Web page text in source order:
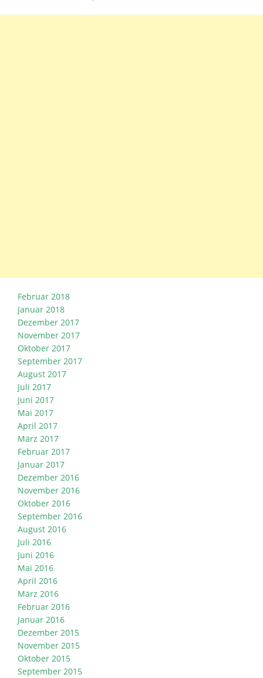
Februar 2018
Januar 2018
Dezember 2017
November 2017
Oktober 2017
September 2017
August 2017
Juli 2017
Juni 2017
Mai 2017
April 2017
März 2017
Februar 2017
Januar 2017
Dezember 2016
November 2016
Oktober 2016
September 2016
August 2016
Juli 2016
Juni 2016
Mai 2016
April 2016
März 2016
Februar 2016
Januar 2016
Dezember 2015
November 2015
Oktober 2015
September 2015